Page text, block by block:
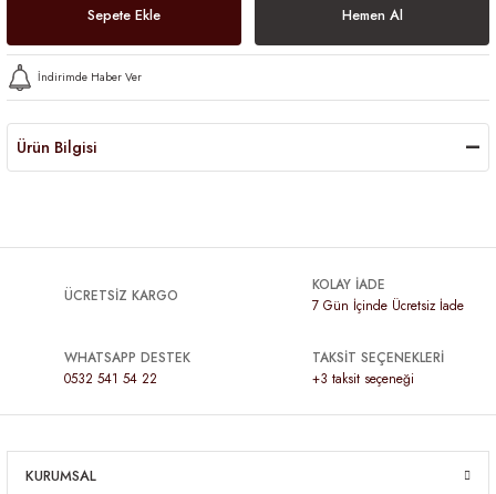
Sepete Ekle Hemen Al
İndirimde Haber Ver
Ürün Bilgisi
ÜCRETSİZ KARGO
KOLAY İADE
7 Gün İçinde Ücretsiz İade
WHATSAPP DESTEK
0532 541 54 22
TAKSİT SEÇENEKLERİ
+3 taksit seçeneği
KURUMSAL